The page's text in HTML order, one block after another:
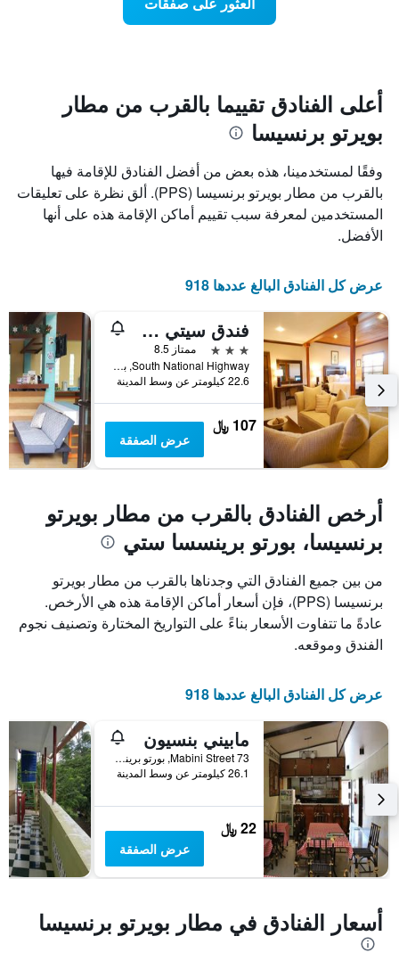
محور
الذي
يعرض
عدد
الأيام
قبل
الإقامة
يتضمن
التالي
1
محور
Y
الذي
يعرض
متوسط
سعر
غرفة
أعلى الفنادق تقييما بالقرب من مطار
بويرتو برنسيسا
وفقًا لمستخدمينا، هذه بعض من أفضل الفنادق للإقامة فيها
بالقرب من مطار بويرتو برنسيسا (PPS). ألق نظرة على تعليقات
المستخدمين لمعرفة سبب تقييم أماكن الإقامة هذه على أنها
الأفضل.
عرض كل الفنادق البالغ عددها 918
فندق سيتي ستييت أستورياس بالاوان
3 نجوم
ممتاز 8.5
South National Highway, بورتو برينسسا ستي, الفلبين
22.6 كيلومتر عن وسط المدينة
107 ﷼
عرض الصفقة
أرخص الفنادق بالقرب من مطار بويرتو
برنسيسا، بورتو برينسسا ستي
من بين جميع الفنادق التي وجدناها بالقرب من مطار بويرتو
برنسيسا (PPS)، فإن أسعار أماكن الإقامة هذه هي الأرخص.
عادةً ما تتفاوت الأسعار بناءً على التواريخ المختارة وتصنيف نجوم
الفندق وموقعه.
عرض كل الفنادق البالغ عددها 918
مابيني بنسيون
73 Mabini Street, بورتو برينسسا ستي, الفلبين
26.1 كيلومتر عن وسط المدينة
22 ﷼
عرض الصفقة
أسعار الفنادق في مطار بويرتو برنسيسا